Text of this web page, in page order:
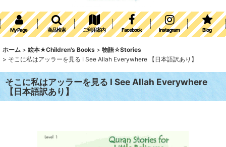
My Page 商品検索 ご利用案内 Facebook Instagram Blog
ホーム > 絵本★Children's Books > 物語☆Stories
> そこに私はアッラーを見る I See Allah Everywhere 【日本語訳あり】
そこに私はアッラーを見る I See Allah Everywhere
【日本語訳あり】